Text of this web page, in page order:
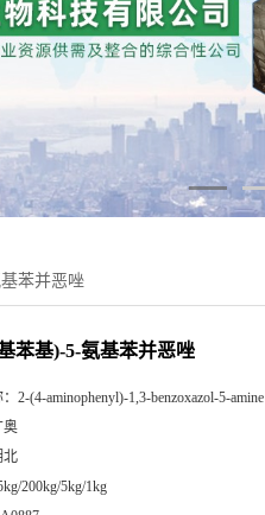
苯并恶唑
苯基)-5-氨基苯并恶唑
2-(4-aminophenyl)-1,3-benzoxazol-5-amine
奥
北
200kg/5kg/1kg